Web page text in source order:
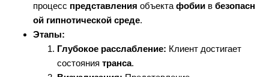
процесс представления объектафобии в безопасн
ой гипнотической среде.
Этапы:
Глубокое расслабление: Клиент достигает
состояния транса.